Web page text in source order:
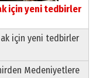
için yeni tedbirler
için yeni tedbirler
Medeniyetlere